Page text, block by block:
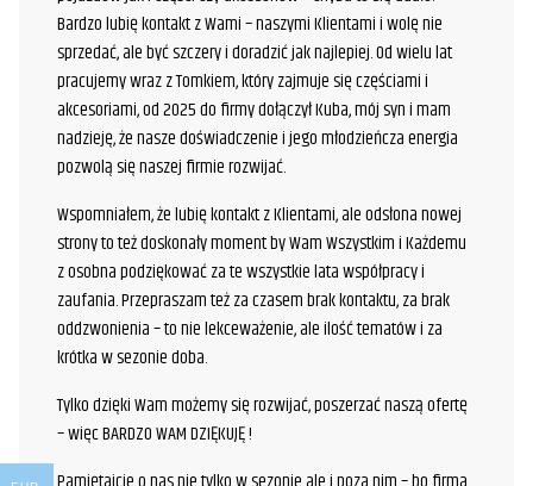
Bardzo lubię kontakt z Wami – naszymi Klientami i wolę nie
sprzedać, ale być szczery i doradzić jak najlepiej. Od wielu lat
pracujemy wraz z Tomkiem, który zajmuje się częściami i
akcesoriami, od 2025 do firmy dołączył Kuba, mój syn i mam
nadzieję, że nasze doświadczenie i jego młodzieńcza energia
pozwolą się naszej firmie rozwijać.
Wspomniałem, że lubię kontakt z Klientami, ale odsłona nowej
strony to też doskonały moment by Wam Wszystkim i Każdemu
z osobna podziękować za te wszystkie lata współpracy i
zaufania. Przepraszam też za czasem brak kontaktu, za brak
oddzwonienia – to nie lekceważenie, ale ilość tematów i za
krótka w sezonie doba.
Tylko dzięki Wam możemy się rozwijać, poszerzać naszą ofertę
– więc BARDZO WAM DZIĘKUJĘ !